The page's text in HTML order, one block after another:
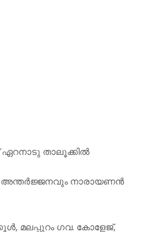
ഏറനാടു താലൂക്കില്‍
അന്തര്‍ജ്ജനവും നാരായണന്‍
മലപ്പുറം ഗവ. കോളേജ്,